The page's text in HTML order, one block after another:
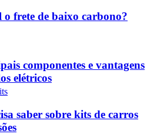
frete de baixo carbono?
componentes e vantagens
elétricos
saber sobre kits de carros